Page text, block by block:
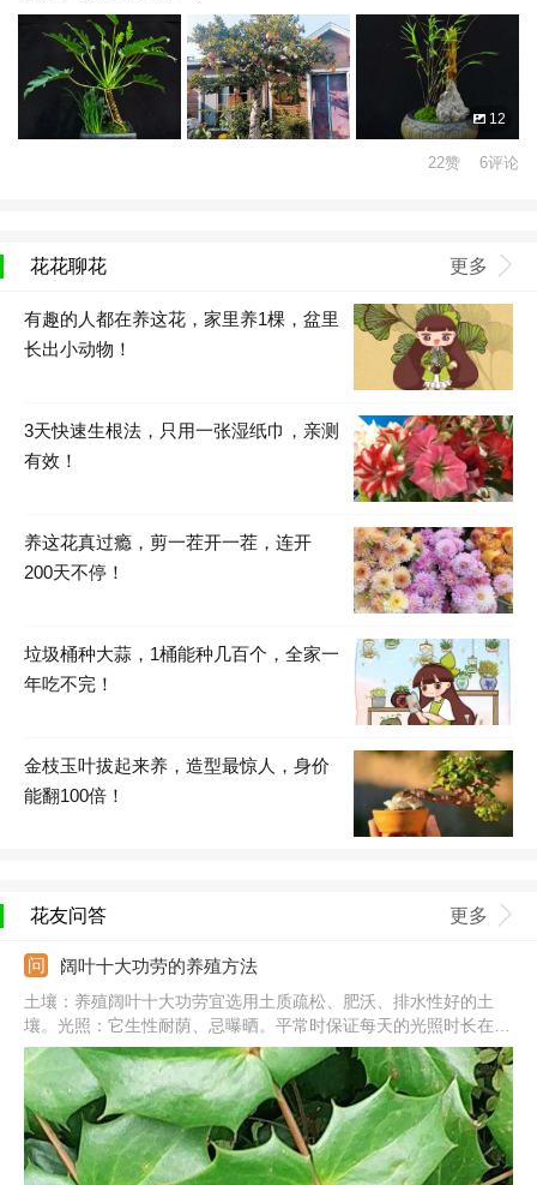
12
22赞 6评论
花花聊花 更多
有趣的人都在养这花，家里养1棵，盆里
长出小动物！
3天快速生根法，只用一张湿纸巾，亲测
有效！
养这花真过瘾，剪一茬开一茬，连开
200天不停！
垃圾桶种大蒜，1桶能种几百个，全家一
年吃不完！
金枝玉叶拔起来养，造型最惊人，身价
能翻100倍！
花友问答 更多
阔叶十大功劳的养殖方法
土壤：养殖阔叶十大功劳宜选用土质疏松、肥沃、排水性好的土
壤。光照：它生性耐荫、忌曝晒。平常时保证每天的光照时长在5
小时以上为宜。温度：建议保持在15-25℃之间。浇水：保持周围
环境的湿润有利于它的生长，当遇到干旱时要及时浇水。施肥：移
栽时要施足底肥。每年入冬之前要浇一次禽畜粪肥或者腐熟饼肥。